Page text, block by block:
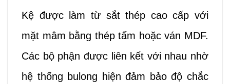
Kệ được làm từ sắt thép cao cấp với
mặt mâm bằng thép tấm hoặc ván MDF.
Các bộ phận được liên kết với nhau nhờ
hệ thống bulong hiện đảm bảo độ chắc